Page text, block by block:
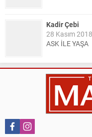
Kadir Çebi
28 Kasım
ASK İLE YAŞA
Nail Kazanç
10 Mart 2023
HAYDİ